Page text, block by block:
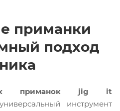
приманки
подход
приманок jig it
инструмент